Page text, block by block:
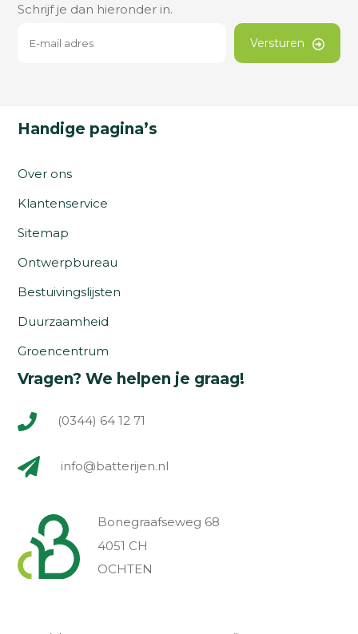
Schrijf je dan hieronder in.
Versturen
Handige pagina’s
Over ons
Klantenservice
Sitemap
Ontwerpbureau
Bestuivingslijsten
Duurzaamheid
Groencentrum
Vragen? We helpen je graag!
(0344) 64 12 71
info@batterijen.nl
Bonegraafseweg 68
4051 CH
OCHTEN